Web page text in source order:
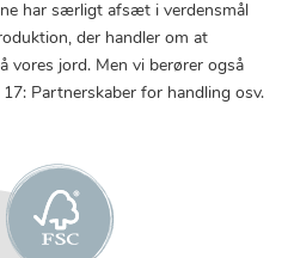
har særligt afsæt i verdensmål
der handler om at
vores jord. Men vi berører også
Partnerskaber for handling osv.